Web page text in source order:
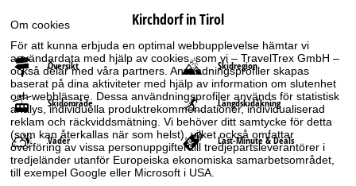
Om cookies
För att kunna erbjuda en optimal webbupplevelse hämtar vi
användardata med hjälp av cookies, som vi – TravelTrex GmbH –
också delar med våra partners. Användningsprofiler skapas
baserat på dina aktiviteter med hjälp av information om slutenhet
och webbläsare. Dessa användningsprofiler används för statistisk
analys, individuella produktrekommendationer, individualiserad
reklam och räckviddsmätning. Vi behöver ditt samtycke för detta
(som kan återkallas när som helst), vilket också omfattar
överföring av vissa personuppgifter till tredjepartsleverantörer i
tredjeländer utanför Europeiska ekonomiska samarbetsområdet,
till exempel Google eller Microsoft i USA.
Kirchdorf in Tirol
Översikt Skidregion
Skidområde Längdskidåkning
Väder Last-Minute & Deals